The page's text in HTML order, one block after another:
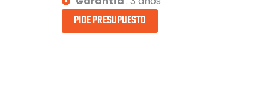
PIDE PRESUPUESTO